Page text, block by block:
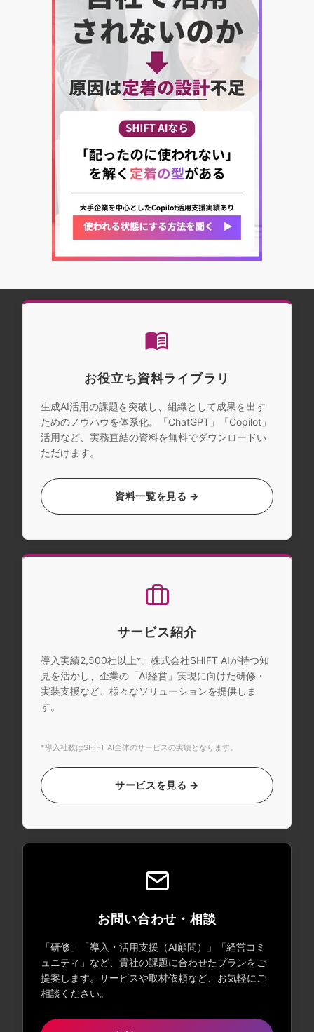
お役立ち資料ライブラリ
生成AI活用の課題を突破し、組織として成果を出す
ためのノウハウを体系化。「ChatGPT」「Copilot」
活用など、実務直結の資料を無料でダウンロードい
ただけます。
資料一覧を見る →
サービス紹介
導入実績2,500社以上 *。株式会社SHIFT AIが持つ知
見を活かし、企業の「AI経営」実現に向けた研修・
実装支援など、様々なソリューションを提供しま
す。
*導入社数はSHIFT AI全体のサービスの実績となります。
サービスを見る →
お問い合わせ・相談
「研修」「導入・活用支援（AI顧問）」「経営コミ
ュニティ」など、貴社の課題に合わせたプランをご
提案します。サービスや取材依頼など、お気軽にご
相談ください。